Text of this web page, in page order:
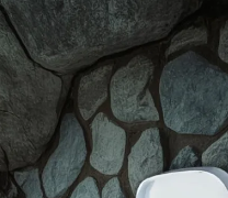
KLIMA-ANFRAGE
Sie wünschen sich kühle